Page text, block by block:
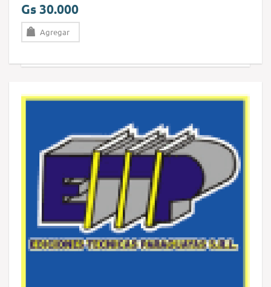
Gs 30.000
Agregar